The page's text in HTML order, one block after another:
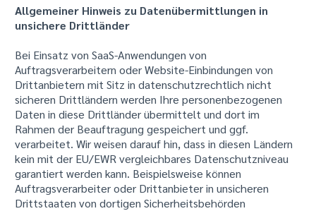
Allgemeiner Hinweis zu Datenübermittlungen in
unsichere Drittländer
Bei Einsatz von SaaS-Anwendungen von
Auftragsverarbeitern oder Website-Einbindungen von
Drittanbietern mit Sitz in datenschutzrechtlich nicht
sicheren Drittländern werden Ihre personenbezogenen
Daten in diese Drittländer übermittelt und dort im
Rahmen der Beauftragung gespeichert und ggf.
verarbeitet. Wir weisen darauf hin, dass in diesen Ländern
kein mit der EU/EWR vergleichbares Datenschutzniveau
garantiert werden kann. Beispielsweise können
Auftragsverarbeiter oder Drittanbieter in unsicheren
Drittstaaten von dortigen Sicherheitsbehörden